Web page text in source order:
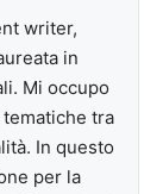
writer,
in
Mi occupo
tra
In questo
per la